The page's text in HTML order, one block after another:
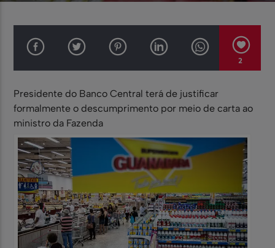
2
Presidente do Banco Central terá de justificar
formalmente o descumprimento por meio de carta ao
ministro da Fazenda